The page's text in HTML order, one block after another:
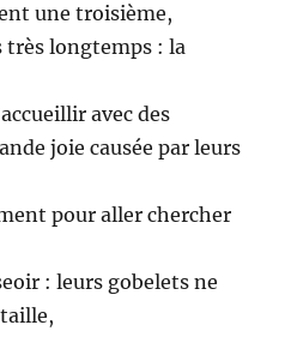
une troisième,
très longtemps : la
avec des
joie causée par leurs
pour aller chercher
: leurs gobelets ne